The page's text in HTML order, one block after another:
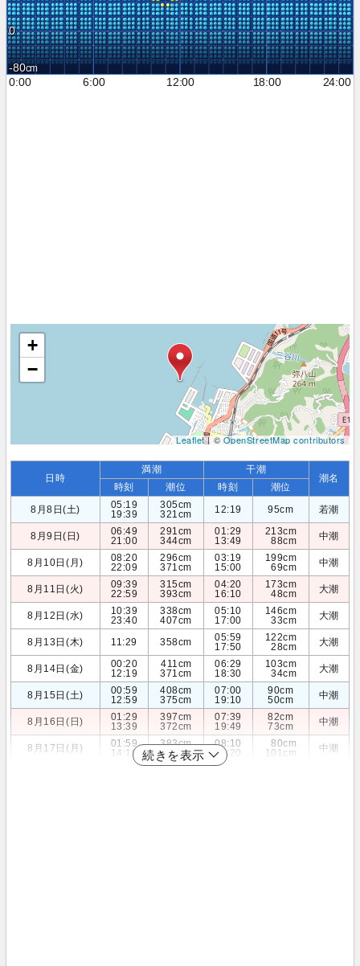
0
-80
0:00
6:00 12:00 18:00 24:00
+
−
Leaflet| ©OpenStreetMap contributors
日時
満潮 干潮
潮名
時刻 潮位 時刻
潮位
8月8日(土)
05:19
19:39
305cm
321cm
12:19 95cm 若潮
8月9日(日)
06:49
21:00
291cm
344cm
01:29
13:49
213cm
88cm
中潮
8月10日(月)
08:20
22:09
296cm
371cm
03:19
15:00
199cm
69cm
中潮
8月11日(火)
09:39
22:59
315cm
393cm
04:20
16:10
173cm
48cm
大潮
8月12日(水)
10:39
23:40
338cm
407cm
05:10
17:00
146cm
33cm
大潮
8月13日(木) 11:29 358cm
05:59
17:50
122cm
28cm
大潮
8月14日(金)
00:20
12:19
411cm
371cm
06:29
18:30
103cm
34cm
大潮
8月15日(土)
00:59
12:59
408cm
375cm
07:00
19:10
90cm
50cm
中潮
8月16日(日)
01:29
13:39
397cm
372cm
07:39
19:49
82cm
73cm
中潮
8月17日(月)
01:59
14:19
383cm
361cm
08:10
20:20
80cm
101cm
中潮
続きを表示